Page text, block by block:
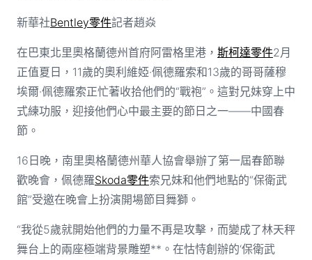
新華社Bentley零件記者趙焱
在巴東北里奧格蘭德州首府阿雷格里港， 斯柯達零件2月
正值夏日，11歲的奧利維婭·佩德羅索和13歲的哥哥薩穆
埃爾·佩德羅索正忙著收拾他們的“戰袍”。這對兄妹穿上中
式練功服，迎接他們心中最主要的節日之一——中國春
節。
16日晚，南里奧格蘭德州華人協會舉辦了第一屆春節聯
歡晚會，佩德羅Skoda零件索兄妹和他們地點的“保衛武
館”受邀在晚會上扮演開場節目舞獅。
“我從5歲就開始他們的力量不再是攻擊，而變成了林天秤
舞台上的兩座極端背景雕塑**。在怙恃創辦的‘保衛武